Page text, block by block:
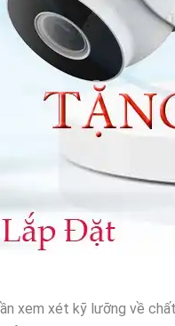
xem xét kỹ lưỡng về